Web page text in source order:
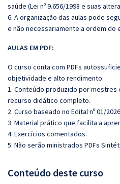
saúde (Lei nº 9.656/1998 e suas
6. A organização das aulas pode
e não necessariamente a ordem do
AULAS EM PDF:
O curso conta com PDFs
objetividade e alto rendimento:
1. Conteúdo produzido por mestres
recurso didático completo.
2. Curso baseado no Edital nº 01/
3. Material prático que facilita a
4. Exercícios comentados.
5. Não serão ministrados PDFs
Conteúdo deste curso